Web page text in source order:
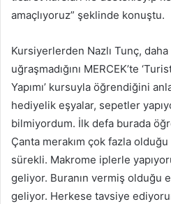
amaçlıyoruz” şeklinde konuştu.
Kursiyerlerden Nazlı Tunç,
uğraşmadığını MERCEK’te
Yapımı’ kursuyla öğrendiğini
hediyelik eşyalar, sepetler
bilmiyordum. İlk defa burada
Çanta merakım çok fazla
sürekli. Makrome iplerle
geliyor. Buranın vermiş olduğu
geliyor. Herkese tavsiye